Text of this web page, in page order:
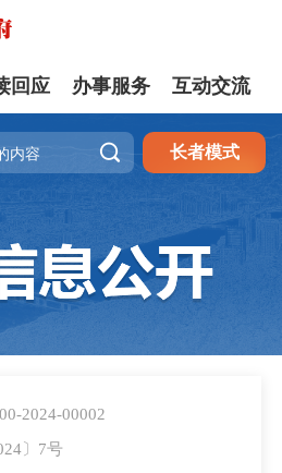
回应 办事服务 互动交流
 长者模式
2024-00002
〕7号